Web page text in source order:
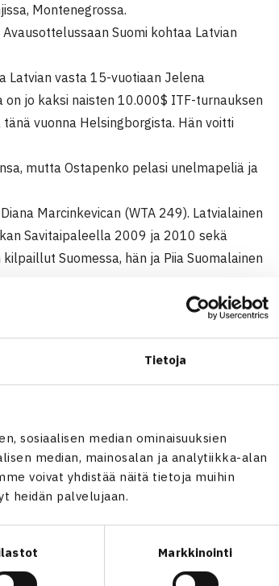
Tietoja
sosiaalisen median ominaisuuksien
median, mainosalan ja analytiikka-alan
voivat yhdistää näitä tietoja muihin
heidän palvelujaan.
Markkinointi
Montenegrossa.
Suomi kohtaa Latvian
Latvian vasta 15-vuotiaan Jelena
jo kaksi naisten 10.000$ ITF-turnauksen
vuonna Helsingborgista. Hän voitti
mutta Ostapenko pelasi unelmapeliä ja
Marcinkevican (WTA 249). Latvialainen
Savitaipaleella 2009 ja 2010 sekä
Suomessa, hän ja Piia Suomalainen
Tunisia. B-lohkossa pelataan ottelut